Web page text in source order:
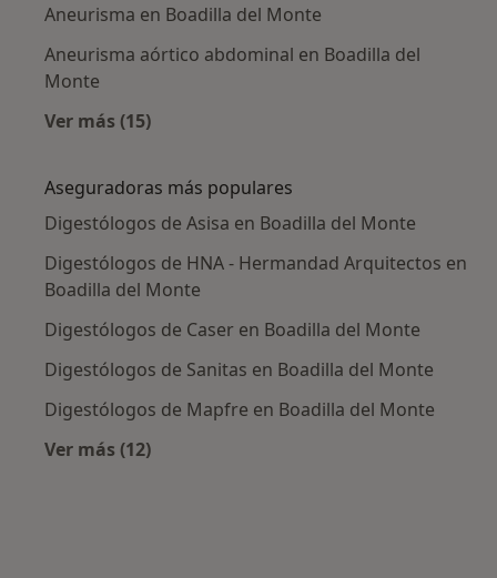
Aneurisma en Boadilla del Monte
Aneurisma aórtico abdominal en Boadilla del
Monte
Ver más (15)
Aseguradoras más populares
Digestólogos de Asisa en Boadilla del Monte
Digestólogos de HNA - Hermandad Arquitectos en
Boadilla del Monte
Digestólogos de Caser en Boadilla del Monte
Digestólogos de Sanitas en Boadilla del Monte
Digestólogos de Mapfre en Boadilla del Monte
Ver más (12)